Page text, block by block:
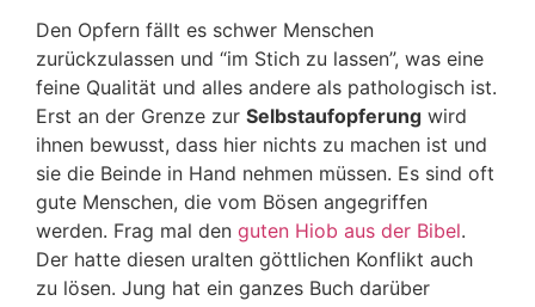
Den Opfern fällt es schwer Menschen
zurückzulassen und “im Stich zu lassen”, was eine
feine Qualität und alles andere als pathologisch ist.
Erst an der Grenze zur Selbstaufopferung wird
ihnen bewusst, dass hier nichts zu machen ist und
sie die Beinde in Hand nehmen müssen. Es sind oft
gute Menschen, die vom Bösen angegriffen
werden. Frag mal den guten Hiob aus der Bibel.
Der hatte diesen uralten göttlichen Konflikt auch
zu lösen. Jung hat ein ganzes Buch darüber